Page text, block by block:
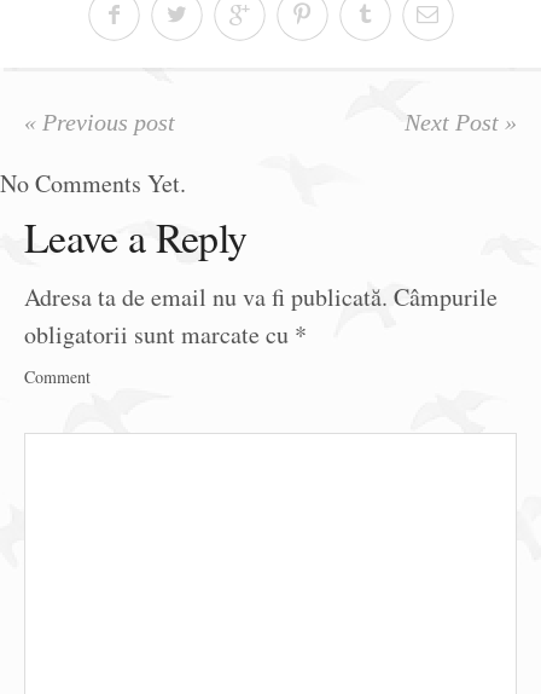
« Previous post Next Post »
No Comments Yet.
Leave a Reply
Adresa ta de email nu va fi publicată. Câmpurile
obligatorii sunt marcate cu *
Comment